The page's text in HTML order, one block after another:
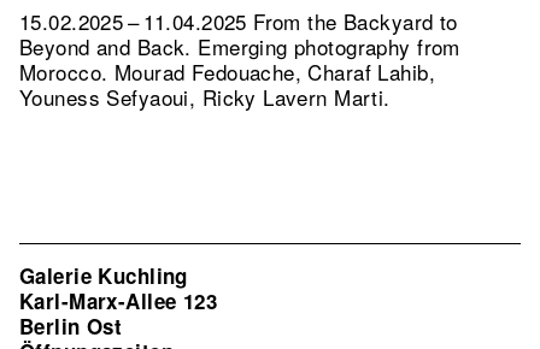
15.02.2025 – 11.04.2025 From the Backyard to
Beyond and Back. Emerging photography from
Morocco. Mourad Fedouache, Charaf Lahib,
Youness Sefyaoui, Ricky Lavern Marti.
Galerie Kuchling
Karl-Marx-Allee 123
Berlin Ost